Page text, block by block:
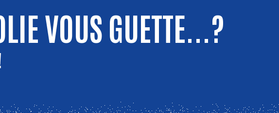
VOUS GUETTE...?